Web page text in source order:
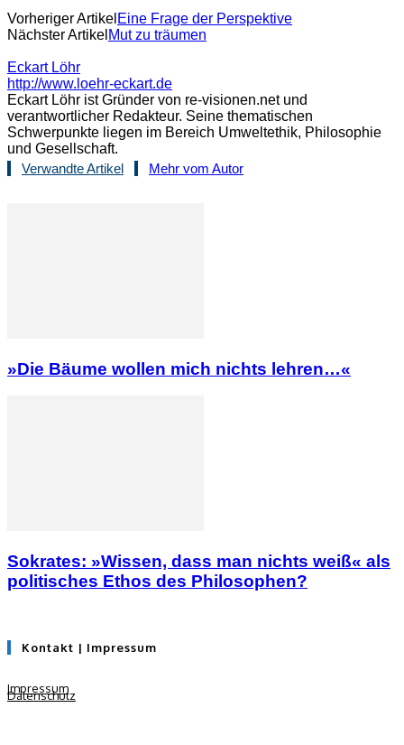
Vorheriger Artikel Eine Frage der Perspektive
Nächster Artikel Mut zu träumen
Eckart Löhr
http://www.loehr-eckart.de
Eckart Löhr ist Gründer von re-visionen.net und
verantwortlicher Redakteur. Seine thematischen
Schwerpunkte liegen im Bereich Umweltethik, Philosophie
und Gesellschaft.
Verwandte Artikel
Mehr vom Autor
»Die Bäume wollen mich nichts lehren…«
Sokrates: »Wissen, dass man nichts weiß« als
politisches Ethos des Philosophen?
Kontakt | Impressum
Impressum
Datenschutz